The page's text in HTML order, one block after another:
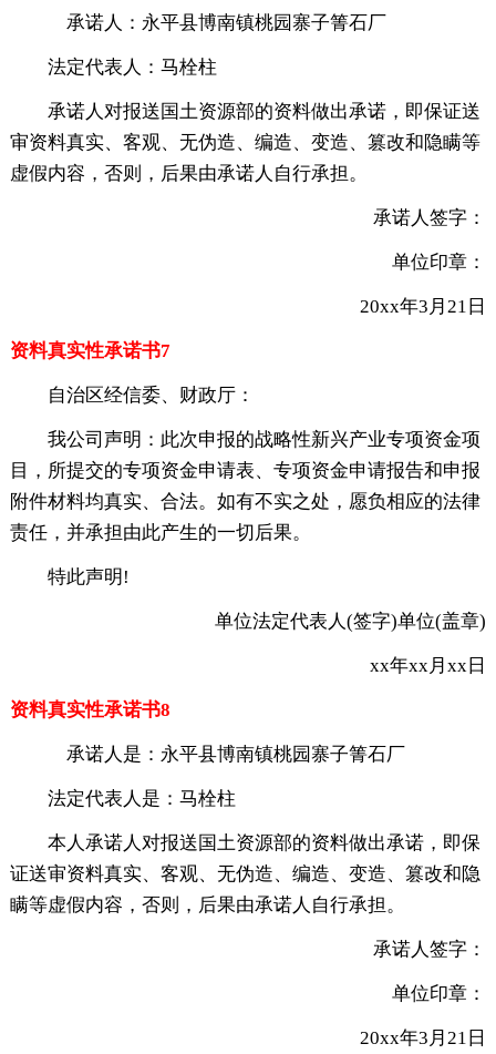
承诺人：永平县博南镇桃园寨子箐石厂
法定代表人：马栓柱
承诺人对报送国土资源部的资料做出承诺，即保证送
审资料真实、客观、无伪造、编造、变造、篡改和隐瞒等
虚假内容，否则，后果由承诺人自行承担。
承诺人签字：
单位印章：
20xx年3月21日
资料真实性承诺书7
自治区经信委、财政厅：
我公司声明：此次申报的战略性新兴产业专项资金项
目，所提交的专项资金申请表、专项资金申请报告和申报
附件材料均真实、合法。如有不实之处，愿负相应的法律
责任，并承担由此产生的一切后果。
特此声明!
单位法定代表人(签字)单位(盖章)
xx年xx月xx日
资料真实性承诺书8
承诺人是：永平县博南镇桃园寨子箐石厂
法定代表人是：马栓柱
本人承诺人对报送国土资源部的资料做出承诺，即保
证送审资料真实、客观、无伪造、编造、变造、篡改和隐
瞒等虚假内容，否则，后果由承诺人自行承担。
承诺人签字：
单位印章：
20xx年3月21日